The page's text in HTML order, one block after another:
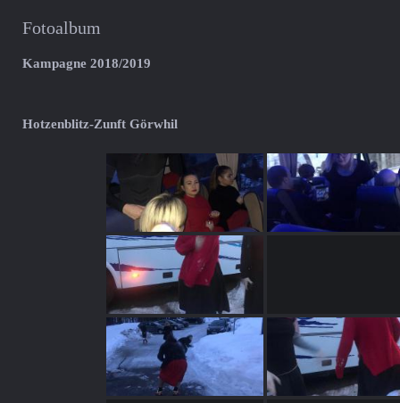
Fotoalbum
Kampagne 2018/2019
Hotzenblitz-Zunft Görwhil